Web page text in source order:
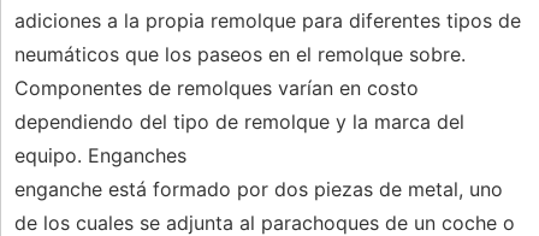
adiciones a la propia remolque para diferentes tipos de
neumáticos que los paseos en el remolque sobre.
Componentes de remolques varían en costo
dependiendo del tipo de remolque y la marca del
equipo. Enganches
enganche está formado por dos piezas de metal, uno
de los cuales se adjunta al parachoques de un coche o